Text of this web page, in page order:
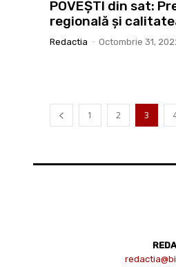
POVEȘTI din sat:
regională și
Redactia - Octombrie 31,
1 2 3